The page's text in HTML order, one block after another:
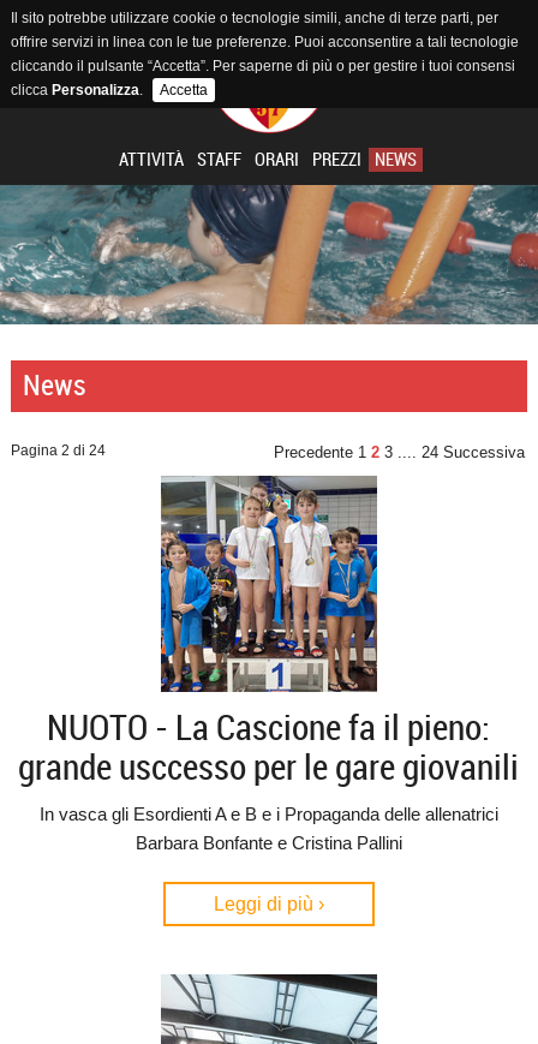
ATTIVITÀ STAFF ORARI PREZZI NEWS
News
Pagina 2 di 24 Precedente 1 2 3 .... 24 Successiva
NUOTO - La Cascione fa il pieno:
grande usccesso per le gare giovanili
In vasca gli Esordienti A e B e i Propaganda delle allenatrici
Barbara Bonfante e Cristina Pallini
Leggi di più ›
Il sito potrebbe utilizzare cookie o tecnologie simili, anche di terze parti, per
offrire servizi in linea con le tue preferenze. Puoi acconsentire a tali tecnologie
cliccando il pulsante “Accetta”. Per saperne di più o per gestire i tuoi consensi
clicca Personalizza. Accetta